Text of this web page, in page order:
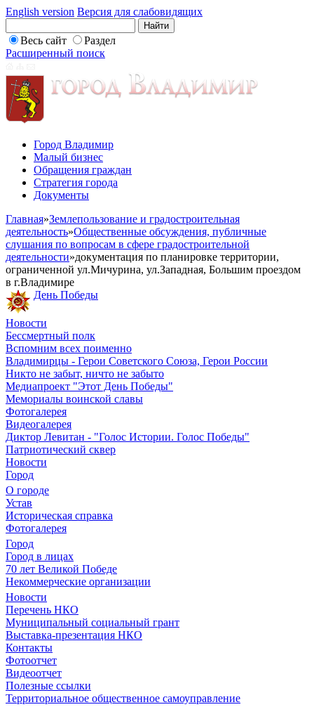
English version Версия для слабовидящих
Весь сайт
Раздел
Расширенный поиск
Город Владимир
Малый бизнес
Обращения граждан
Стратегия города
Документы
Главная»Землепользование и градостроительная
деятельность»Общественные обсуждения, публичные
слушания по вопросам в сфере градостроительной
деятельности»документация по планировке территории,
ограниченной ул.Мичурина, ул.Западная, Большим проездом
в г.Владимире
День Победы
Новости
Бессмертный полк
Вспомним всех поименно
Владимирцы - Герои Советского Союза, Герои России
Никто не забыт, ничто не забыто
Медиапроект "Этот День Победы"
Мемориалы воинской славы
Фотогалерея
Видеогалерея
Диктор Левитан - "Голос Истории. Голос Победы"
Патриотический сквер
Новости
Город
О городе
Устав
Историческая справка
Фотогалерея
Город
Город в лицах
70 лет Великой Победе
Некоммерческие организации
Новости
Перечень НКО
Муниципальный социальный грант
Выставка-презентация НКО
Контакты
Фотоотчет
Видеоотчет
Полезные ссылки
Территориальное общественное самоуправление